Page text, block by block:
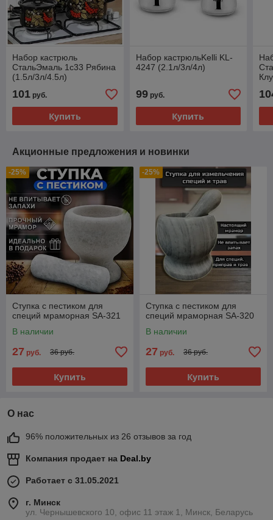
Набор кастрюль
СтальЭмаль 1c33 Рябина
(1.5л/3л/4.5л)
101 руб.
Купить
Набор кастрюльKelli KL-
4247 (2.1л/3л/4л)
99руб.
Купить
Акционные предложения и новинки
-25%
Ступка с пестиком для
специй мраморная SA-321
В наличии
27 руб. 36 руб.
Купить
-25%
Ступка с пестиком для
специй мраморная SA-320
В наличии
27 руб. 36 руб.
Купить
О нас
96% положительных из 26 отзывов за год
Компания продает на Deal.by
Работает с 31.05.2021
г. Минск
ул. Чернышевского 10, офис 11 этаж 1, Минск, Беларусь